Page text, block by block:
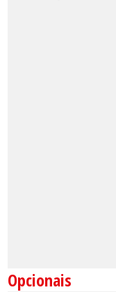
Opcionais